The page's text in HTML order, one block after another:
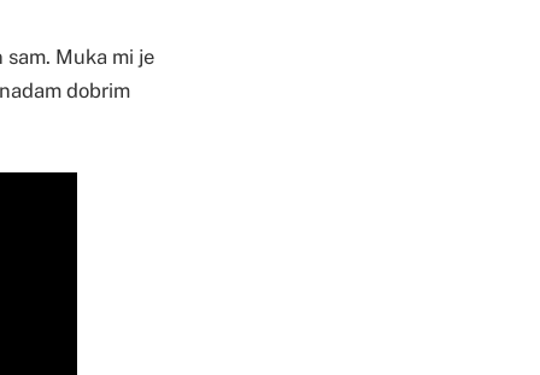
sam. Muka mi je
dobrim